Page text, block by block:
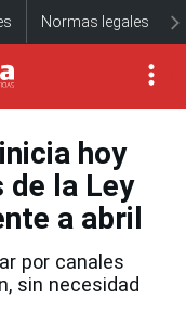
Normas legales
hoy
de la Ley
a abril
por canales
sin necesidad